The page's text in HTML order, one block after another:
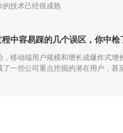
的技术己经很成熟
中容易踩的几个误区，你中枪
，移动端用户规模和增长成爆炸式
了一些公司重点挖掘的潜在用户，